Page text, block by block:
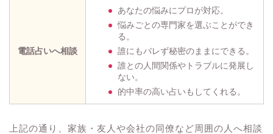
電話占いへ相談
あなたの悩みにプロが対応。
悩みごとの専門家を選ぶことができ
る。
誰にもバレず秘密のままにできる。
誰との人間関係やトラブルに発展し
ない。
的中率の高い占いもしてくれる。
上記の通り、家族・友人や会社の同僚など周囲の人へ相談